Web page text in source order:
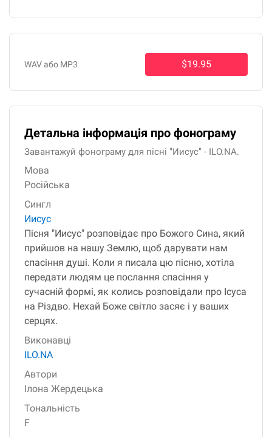
WAV або MP3 $19.95
Детальна інформація про фонограму
Завантажуй фонограму для пісні "Иисус" - ILO.NA.
Мова
Російська
Сингл
Иисус
Пісня "Иисус" розповідає про Божого Сина, який
прийшов на нашу Землю, щоб дарувати нам
спасіння душі. Коли я писала цю пісню, хотіла
передати людям це послання спасіння у
сучасній формі, як колись розповідали про Ісуса
на Різдво. Нехай Боже світло засяє і у ваших
серцях.
Виконавці
ILO.NA
Автори
Ілона Жердецька
Тональність
F